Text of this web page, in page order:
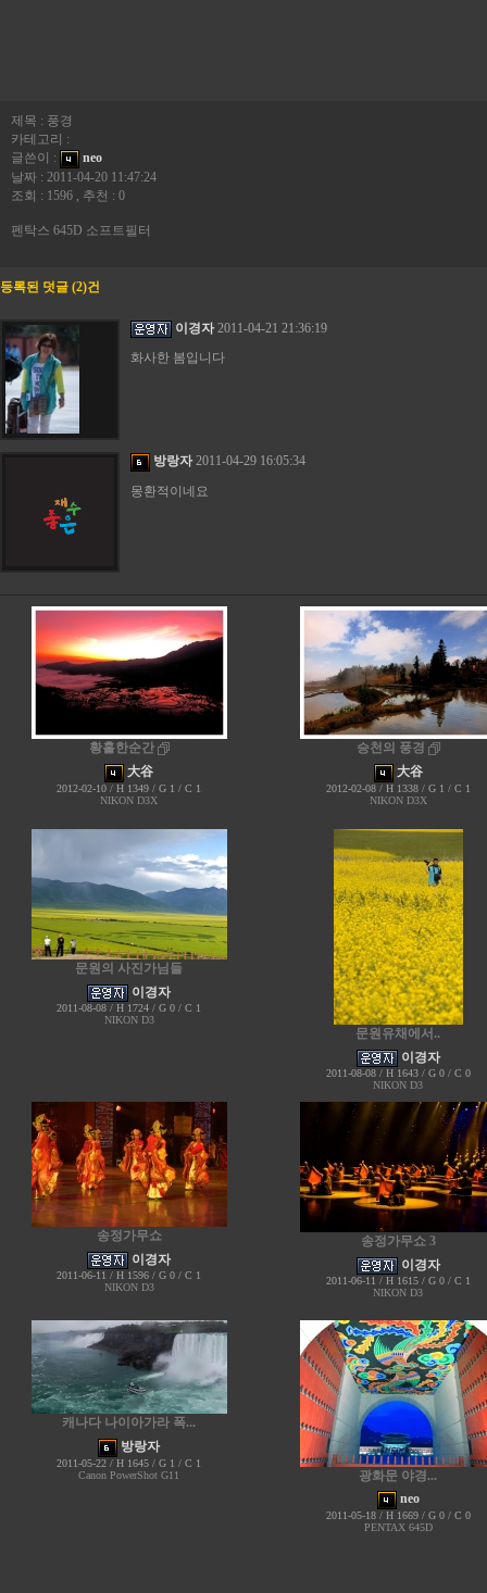
제목 : 풍경
카테고리 :
글쓴이 :
neo
날짜 : 2011-04-20 11:47:24
조회 : 1596 , 추천 : 0
펜탁스 645D 소프트필터
등록된 덧글 (2)건
이경자2011-04-21 21:36:19
화사한 봄입니다
방랑자2011-04-29 16:05:34
몽환적이네요
황홀한순간
大谷
2012-02-10 / H 1349 / G 1 / C 1
NIKON D3X
승천의 풍경
大谷
2012-02-08 / H 1338 / G 1 / C 1
NIKON D3X
문원의 사진가님들
이경자
2011-08-08 / H 1724 / G 0 / C 1
NIKON D3
문원유채에서..
이경자
2011-08-08 / H 1643 / G 0 / C 0
NIKON D3
송정가무쇼
이경자
2011-06-11 / H 1596 / G 0 / C 1
NIKON D3
송정가무쇼 3
이경자
2011-06-11 / H 1615 / G 0 / C 1
NIKON D3
캐나다 나이아가라 폭...
방랑자
2011-05-22 / H 1645 / G 1 / C 1
Canon PowerShot G11
광화문 야경...
neo
2011-05-18 / H 1669 / G 0 / C 0
PENTAX 645D